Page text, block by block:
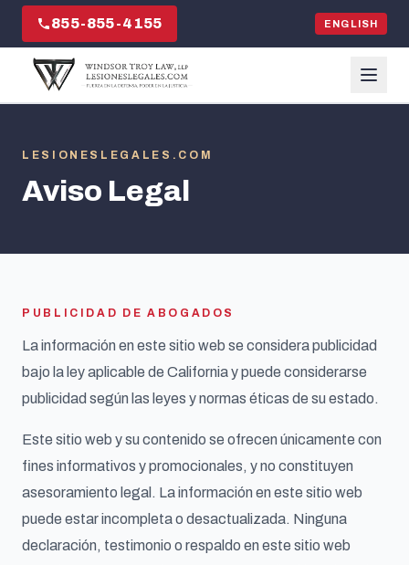
855-855-4155 ENGLISH
LESIONESLEGALES.COM
Aviso Legal
PUBLICIDAD DE ABOGADOS
La información en este sitio web se considera publicidad
bajo la ley aplicable de California y puede considerarse
publicidad según las leyes y normas éticas de su estado.
Este sitio web y su contenido se ofrecen únicamente con
fines informativos y promocionales, y no constituyen
asesoramiento legal. La información en este sitio web
puede estar incompleta o desactualizada. Ninguna
declaración, testimonio o respaldo en este sitio web